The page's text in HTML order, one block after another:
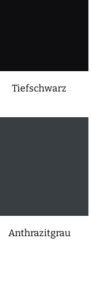
Tiefschwarz
Anthrazitgrau